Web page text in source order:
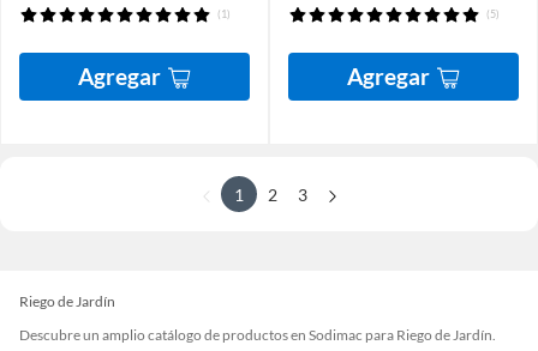
(1)
Agregar
(5)
Agregar
1 2 3
Riego de Jardín
Descubre un amplio catálogo de productos en Sodimac para Riego de Jardín.